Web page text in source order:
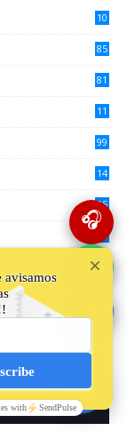
10
85
81
11
99
14
25
2
16
3
10
🎧
💬
🔵